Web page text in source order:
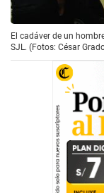
El cadáver de un
SJL. (Fotos: César